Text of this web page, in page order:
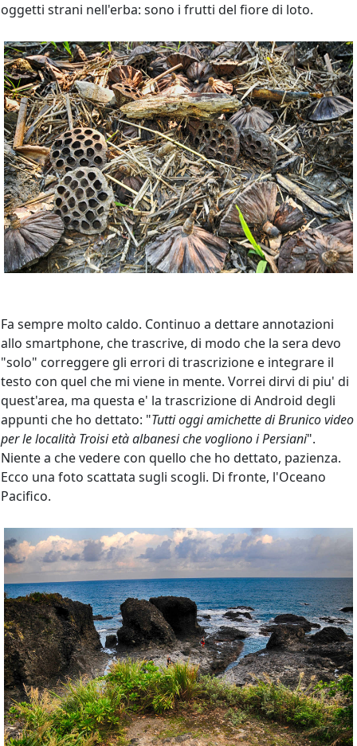
oggetti strani nell'erba: sono i frutti del fiore di loto.
Fa sempre molto caldo. Continuo a dettare annotazioni
allo smartphone, che trascrive, di modo che la sera devo
"solo" correggere gli errori di trascrizione e integrare il
testo con quel che mi viene in mente. Vorrei dirvi di piu' di
quest'area, ma questa e' la trascrizione di Android degli
appunti che ho dettato: "Tutti oggi amichette di Brunico video
per le località Troisi età albanesi che vogliono i Persiani".
Niente a che vedere con quello che ho dettato, pazienza.
Ecco una foto scattata sugli scogli. Di fronte, l'Oceano
Pacifico.